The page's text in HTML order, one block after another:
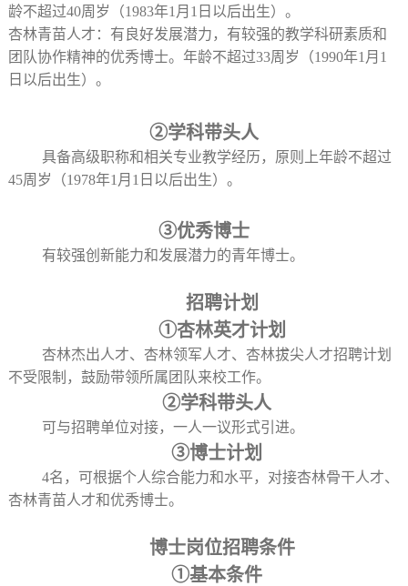
龄不超过40周岁（1983年1月1日以后出生）。
杏林青苗人才：有良好发展潜力，有较强的教学科研素质和
团队协作精神的优秀博士。年龄不超过33周岁（1990年1月1
日以后出生）。
②学科带头人
具备高级职称和相关专业教学经历，原则上年龄不超过
45周岁（1978年1月1日以后出生）。
③优秀博士
有较强创新能力和发展潜力的青年博士。
招聘计划
①杏林英才计划
杏林杰出人才、杏林领军人才、杏林拔尖人才招聘计划
不受限制，鼓励带领所属团队来校工作。
②学科带头人
可与招聘单位对接，一人一议形式引进。
③博士计划
4名，可根据个人综合能力和水平，对接杏林骨干人才、
杏林青苗人才和优秀博士。
博士岗位招聘条件
①基本条件